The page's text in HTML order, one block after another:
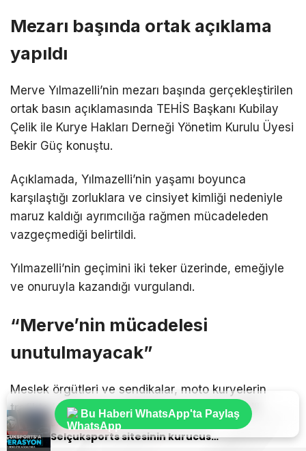
Mezarı başında ortak açıklama
yapıldı
Merve Yılmazelli’nin mezarı başında gerçekleştirilen
ortak basın açıklamasında TEHİS Başkanı Kubilay
Çelik ile Kurye Hakları Derneği Yönetim Kurulu Üyesi
Bekir Güç konuştu.
Açıklamada, Yılmazelli’nin yaşamı boyunca
karşılaştığı zorluklara ve cinsiyet kimliği nedeniyle
maruz kaldığı ayrımcılığa rağmen mücadeleden
vazgeçmediği belirtildi.
Yılmazelli’nin geçimini iki teker üzerinde, emeğiyle
ve onuruyla kazandığı vurgulandı.
“Merve’nin mücadelesi
unutulmayacak”
Meslek örgütleri ve sendikalar, moto kuryelerin
trafikte karşılaştığı tehlikelere karşı daha etkili
önlemler alınması gerektiğine dikkat çekti.
Sıradaki Haber
Selçuksports sitesinin kurucusu kimdir?
Bu Haberi WhatsApp'ta Paylaş